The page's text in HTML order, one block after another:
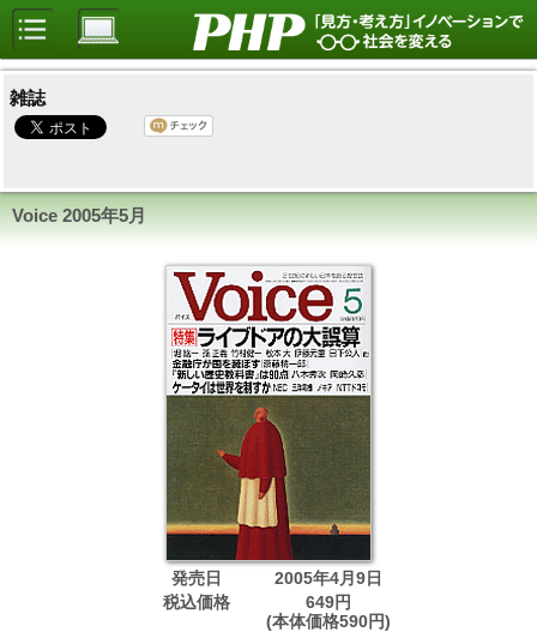
雑誌
Voice 2005年5月
発売日
2005年4月9日
税込価格
649円
(本体価格590円)